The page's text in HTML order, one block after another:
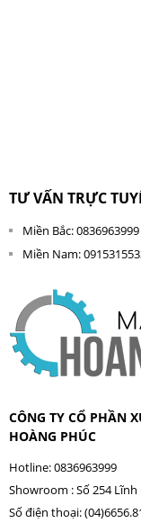
TƯ VẤN TRỰC
Miền Bắc: 0836963999
Miền Nam:
CÔNG TY CỔ PHẦN
HOÀNG PHÚC
Hotline: 0836963999
Showroom : Số 254
Số điện thoại: